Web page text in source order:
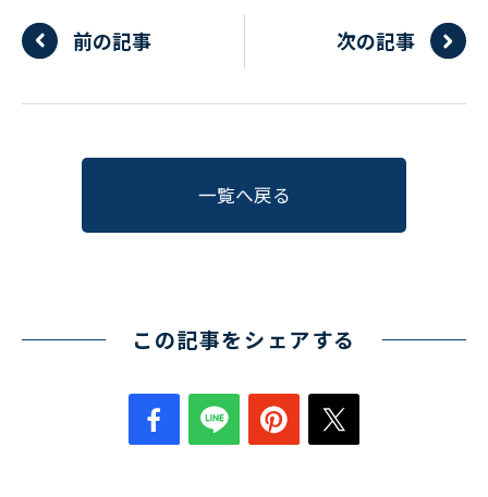
前の記事 次の記事
一覧へ戻る
この記事をシェアする